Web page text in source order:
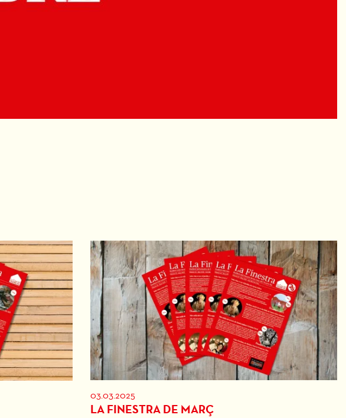
03.03.2025
LA FINESTRA DE MARÇ